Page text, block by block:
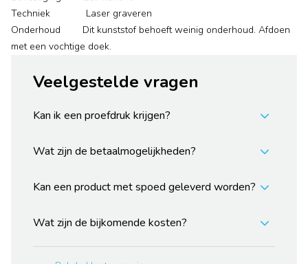
Techniek Laser graveren
Onderhoud Dit kunststof behoeft weinig onderhoud. Afdoen
met een vochtige doek.
Veelgestelde vragen
Kan ik een proefdruk krijgen?
Wat zijn de betaalmogelijkheden?
Kan een product met spoed geleverd worden?
Wat zijn de bijkomende kosten?